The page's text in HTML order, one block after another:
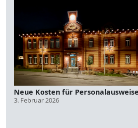
Neue Kosten für
3. Februar 2026